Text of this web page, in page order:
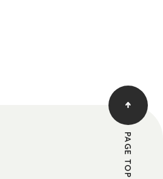
PAGE TOP